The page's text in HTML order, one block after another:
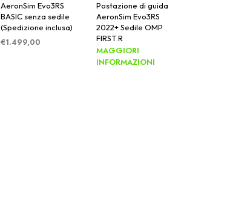
AeronSim Evo3RS
BASIC senza sedile
(Spedizione inclusa)
€1.499,00
Postazione di guida
AeronSim Evo3RS
2022+ Sedile OMP
FIRST R
MAGGIORI
INFORMAZIONI